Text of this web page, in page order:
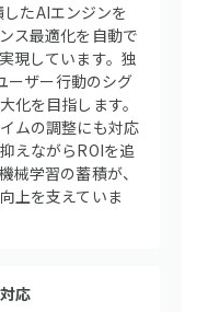
たAIエンジンを
ス最適化を自動で
現しています。独
ーザー行動のシグ
化を目指します。
ムの調整にも対応
えながらROIを追
械学習の蓄積が、
上を支えていま
応